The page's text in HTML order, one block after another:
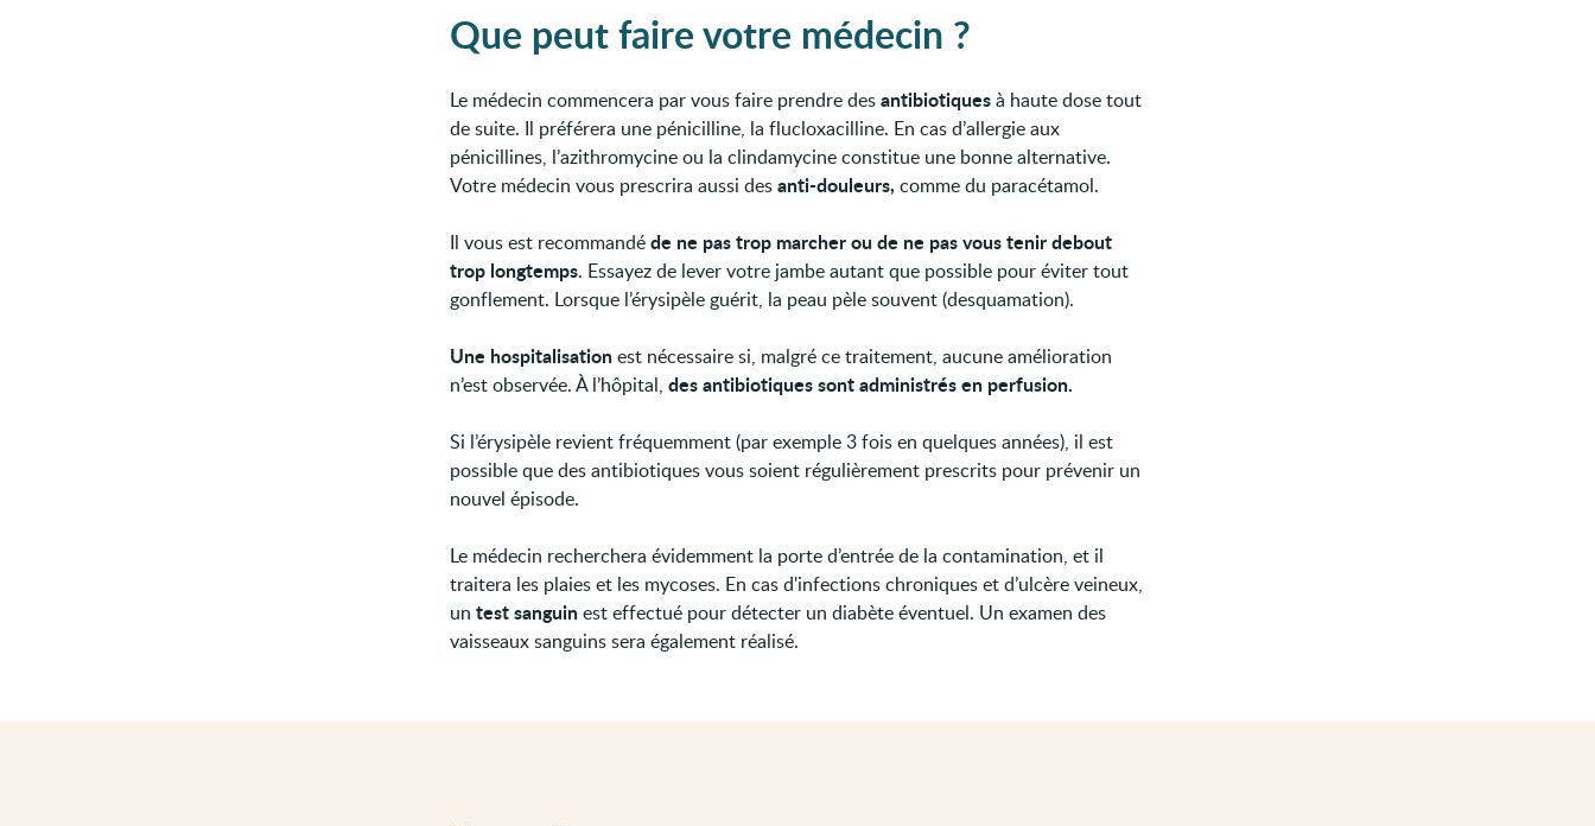
Que peut faire votre médecin ?
Le médecin commencera par vous faire prendre desantibiotiquesà haute dose tout
de suite. Il préférera une pénicilline, la flucloxacilline. En cas d’allergie aux
pénicillines, l’azithromycine ou la clindamycine constitue une bonne alternative.
Votre médecin vous prescrira aussi desanti-douleurs, comme du paracétamol.
Il vous est recommandéde ne pas trop marcher ou de ne pas vous tenir debout
trop longtemps. Essayez de lever votre jambe autant que possible pour éviter tout
gonflement. Lorsque l’érysipèle guérit, la peau pèle souvent (desquamation).
Une hospitalisationest nécessaire si, malgré ce traitement, aucune amélioration
n’est observée. À l’hôpital, des antibiotiques sont administrés en perfusion.
Si l’érysipèle revient fréquemment (par exemple 3 fois en quelques années), il est
possible que des antibiotiques vous soient régulièrement prescrits pour prévenir un
nouvel épisode.
Le médecin recherchera évidemment la porte d’entrée de la contamination, et il
traitera les plaies et les mycoses. En cas d'infections chroniques et d’ulcère veineux,
un test sanguinest effectué pour détecter un diabète éventuel. Un examen des
vaisseaux sanguins sera également réalisé.